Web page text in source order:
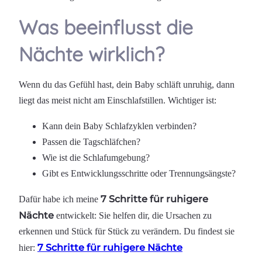
Was beeinflusst die
Nächte wirklich?
Wenn du das Gefühl hast, dein Baby schläft unruhig, dann
liegt das meist nicht am Einschlafstillen. Wichtiger ist:
Kann dein Baby Schlafzyklen verbinden?
Passen die Tagschläfchen?
Wie ist die Schlafumgebung?
Gibt es Entwicklungsschritte oder Trennungsängste?
Dafür habe ich meine 7 Schritte für ruhigere
Nächte entwickelt: Sie helfen dir, die Ursachen zu
erkennen und Stück für Stück zu verändern. Du findest sie
hier: 7 Schritte für ruhigere Nächte